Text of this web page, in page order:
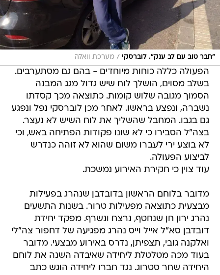
"חבר טוב עם לב ענק". לוברסקי / מערכת וואלה
הפעולה כללה כוחות מיוחדים - בהם גם מסתערבים.
בשלב מסוים, הושלך לוח שיש גדול מגג המבנה
הסמוך מגובה שלוש קומות. כתוצאה מכך קסדתו
נשברה, ונפצע בראשו. לאחר מכן לוברסקי נפל ונפגע
גם בגבו. המחבל שהשליך את לוח השיש לא נעצר.
בצה"ל הסבירו כי לא שונו פקודות הפתיחה באש, וכי
לא בוצע ירי לעברו משום שהוא לא זוהה כנדרש
לביצוע הפעולה.
עוד צוין כי חקירת האירוע נמשכת.
מדובר בלוחם הראשון בדובדבן שנהרג בפעילות
מבצעית כתוצאה מפעילות טרור. בשנות התשעים
נהרג ירון חן שנחטף, נרצח ונשרף. מפקד יחידת
דובדבן סא"ל אייל וייס נהרג מפגיעה של דחפור צה"לי
ואלקנה גובי, תצפיתן, נדרס באירוע מבצעי. מדובר
בעוד מכה מטלטלת ליחידה שאיבדה השנה את לוחם
היחידה שחר סטרוג. נגד חברו ליחידה הוגש כתב